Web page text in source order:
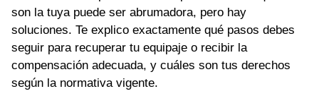
son la tuya puede ser abrumadora, pero hay
soluciones. Te explico exactamente qué pasos debes
seguir para recuperar tu equipaje o recibir la
compensación adecuada, y cuáles son tus derechos
según la normativa vigente.